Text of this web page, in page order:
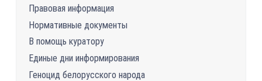
Правовая информация
Нормативные документы
В помощь куратору
Единые дни информирования
Геноцид белорусского народа